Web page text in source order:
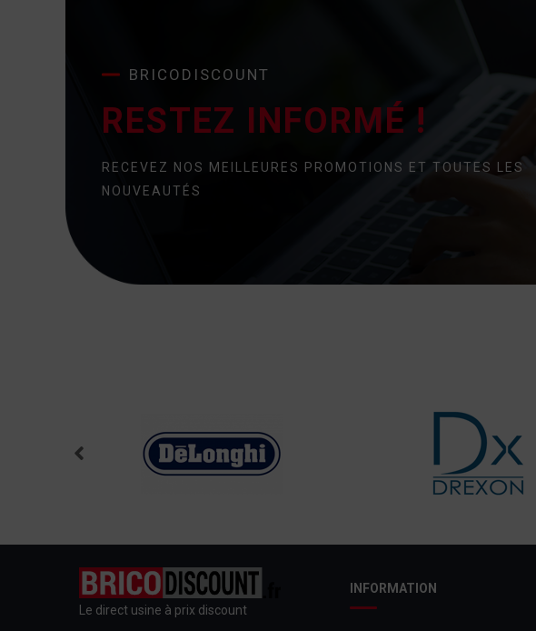
BRICODISCOUNT
RESTEZ INFORMÉ !
RECEVEZ NOS MEILLEURES PROMOTIONS ET TOUTES LES
NOUVEAUTÉS
Le direct usine à prix discount
INFORMATION